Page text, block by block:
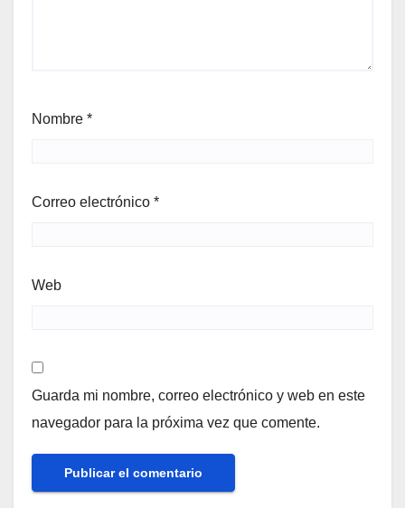
Nombre *
Correo electrónico *
Web
Guarda mi nombre, correo electrónico y web en este
navegador para la próxima vez que comente.